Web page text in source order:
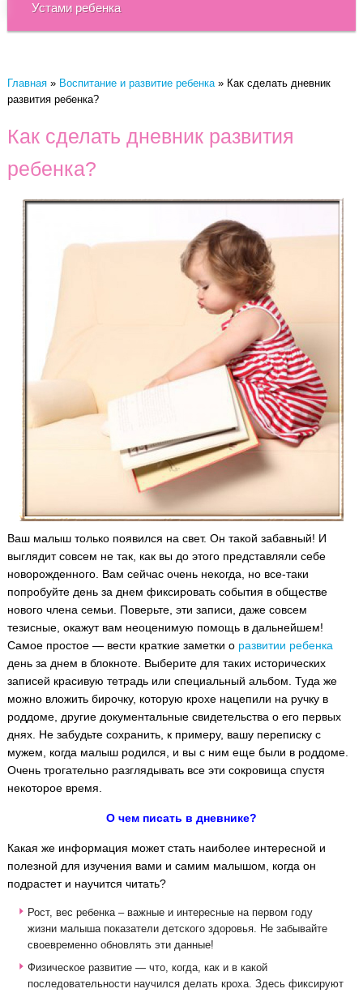
Устами ребенка
Главная» Воспитание и развитие ребенка» Как сделать дневник
развития ребенка?
Как сделать дневник развития
ребенка?
Ваш малыш только появился на свет. Он такой забавный! И
выглядит совсем не так, как вы до этого представляли себе
новорожденного. Вам сейчас очень некогда, но все-таки
попробуйте день за днем фиксировать события в обществе
нового члена семьи. Поверьте, эти записи, даже совсем
тезисные, окажут вам неоценимую помощь в дальнейшем!
Самое простое — вести краткие заметки о развитии ребенка
день за днем в блокноте. Выберите для таких исторических
записей красивую тетрадь или специальный альбом. Туда же
можно вложить бирочку, которую крохе нацепили на ручку в
роддоме, другие документальные свидетельства о его первых
днях. Не забудьте сохранить, к примеру, вашу переписку с
мужем, когда малыш родился, и вы с ним еще были в роддоме.
Очень трогательно разглядывать все эти сокровища спустя
некоторое время.
О чем писать в дневнике?
Какая же информация может стать наиболее интересной и
полезной для изучения вами и самим малышом, когда он
подрастет и научится читать?
Рост, вес ребенка – важные и интересные на первом году
жизни малыша показатели детского здоровья. Не забывайте
своевременно обновлять эти данные!
Физическое развитие — что, когда, как и в какой
последовательности научился делать кроха. Здесь фиксируют